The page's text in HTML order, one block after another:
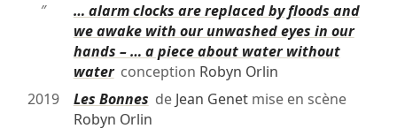
″
… alarm clocks are replaced by floods and
we awake with our unwashed eyes in our
hands – … a piece about water without
waterconception Robyn Orlin
2019
Les Bonnes de Jean Genetmise en scène
Robyn Orlin